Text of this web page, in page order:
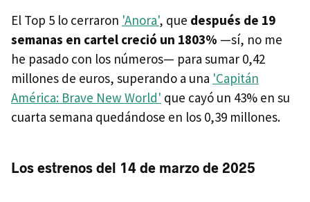
El Top 5 lo cerraron 'Anora', que después de 19
semanas en cartel creció un 1803% —sí, no me
he pasado con los números— para sumar 0,42
millones de euros, superando a una 'Capitán
América: Brave New World' que cayó un 43% en su
cuarta semana quedándose en los 0,39 millones.
Los estrenos del 14 de marzo de 2025